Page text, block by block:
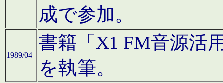
成で参加。
1989/04
書籍「X1 FM音源活
を執筆。